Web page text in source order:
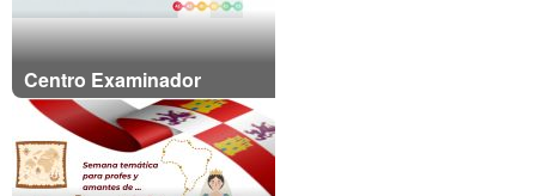
Centro Examinador